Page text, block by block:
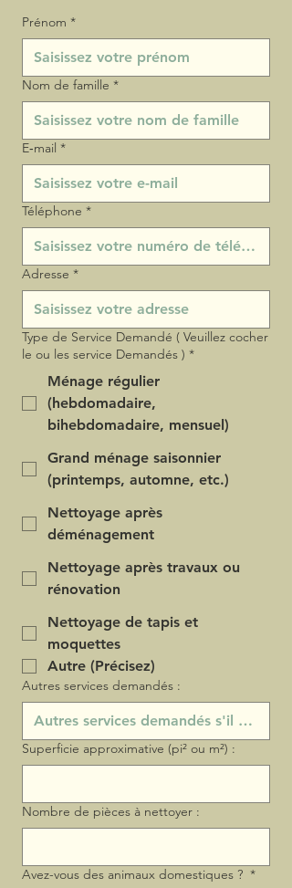
Prénom *
Nom de famille *
E‑mail *
Téléphone *
Adresse *
Type de Service Demandé ( Veuillez cocher
le ou les service Demandés ) *
Ménage régulier
(hebdomadaire,
bihebdomadaire, mensuel)
Grand ménage saisonnier
(printemps, automne, etc.)
Nettoyage après
déménagement
Nettoyage après travaux ou
rénovation
Nettoyage de tapis et
moquettes
Autre (Précisez)
Autres services demandés :
Superficie approximative (pi² ou m²) :
Nombre de pièces à nettoyer :
Avez-vous des animaux domestiques ? *